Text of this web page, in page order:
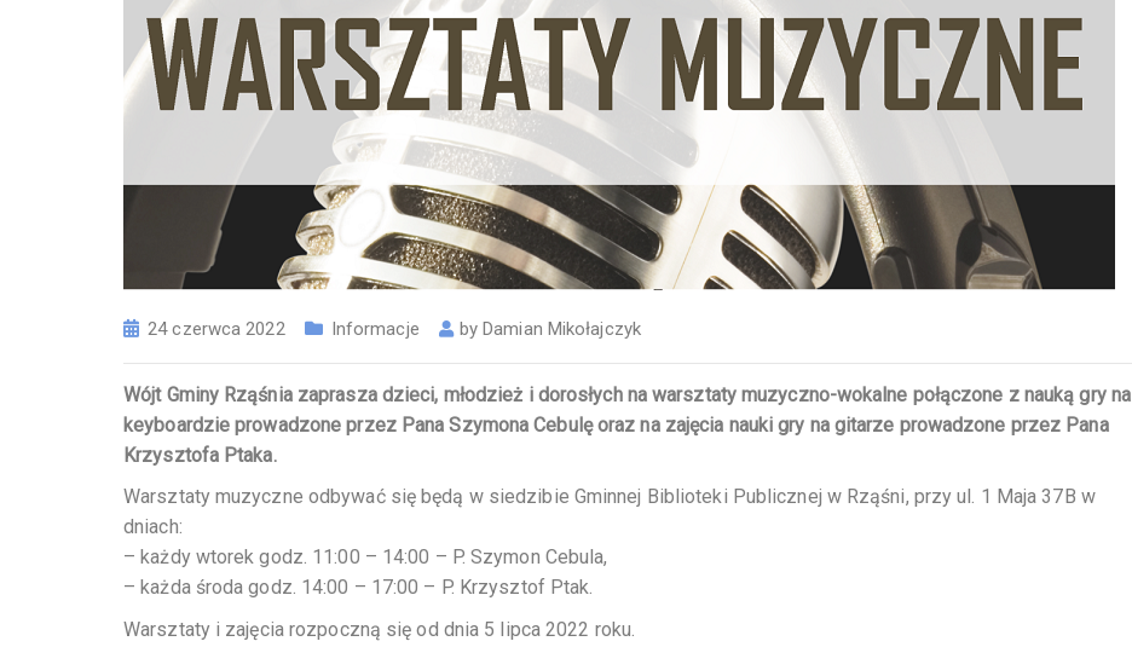
24 czerwca 2022 Informacje byDamian Mikołajczyk
Wójt Gminy Rząśnia zaprasza dzieci, młodzież i dorosłych na warsztaty muzyczno-wokalne połączone z nauką gry na
keyboardzie prowadzone przez Pana Szymona Cebulę oraz na zajęcia nauki gry na gitarze prowadzone przez Pana
Krzysztofa Ptaka.
Warsztaty muzyczne odbywać się będą w siedzibie Gminnej Biblioteki Publicznej w Rząśni, przy ul. 1 Maja 37B w
dniach:
– każdy wtorek godz. 11:00 – 14:00 – P. Szymon Cebula,
– każda środa godz. 14:00 – 17:00 – P. Krzysztof Ptak.
Warsztaty i zajęcia rozpoczną się od dnia 5 lipca 2022 roku.